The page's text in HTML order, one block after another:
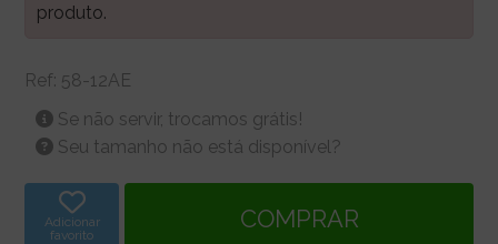
produto.
Ref: 58-12AE
Se não servir, trocamos grátis!
Seu tamanho não está disponível?
Adicionar
favorito